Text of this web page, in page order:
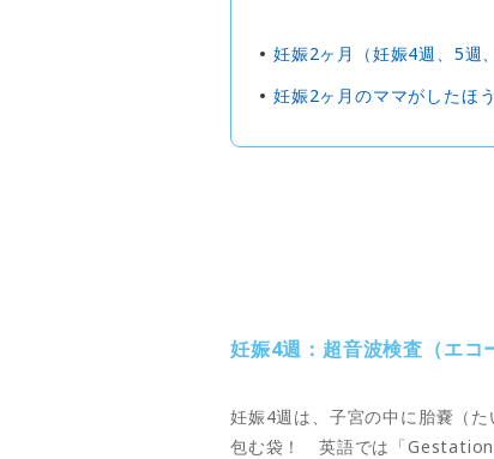
妊娠2ヶ月（妊娠4週、5週
妊娠2ヶ月のママがしたほ
妊娠4週：超音波検査（エコ
妊娠4週は、子宮の中に胎嚢（
包む袋！ 英語では「